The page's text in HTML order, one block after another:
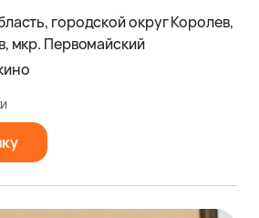
городской округ Королев,
мкр. Первомайский